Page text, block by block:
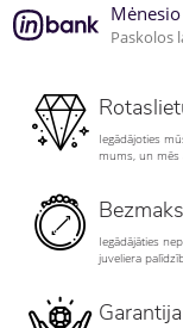
Paskolos
Iegādājoties
mums, un mēs
Iegādājāties
juveliera
Garantija